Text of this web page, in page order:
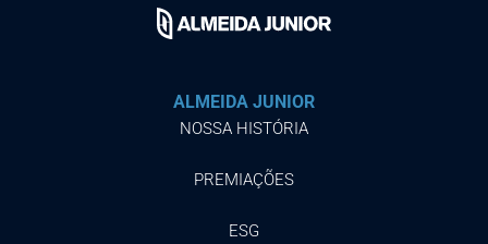
ALMEIDA JUNIOR
NOSSA HISTÓRIA
PREMIAÇÕES
ESG